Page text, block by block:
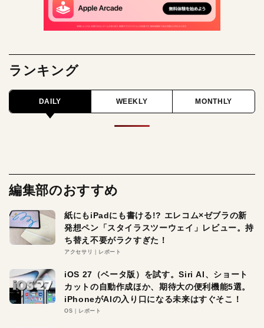
ランキング
DAILY WEEKLY MONTHLY
編集部のおすすめ
紙にもiPadにも書ける!? エレコム×ゼブラの新
発想ペン「スタイラスツーウェイ」レビュー。持
ち替え不要がラクすぎた！
アクセサリ レポート
iOS 27（ベータ版）を試す。Siri AI、ショート
カットの自動作成ほか、期待大の便利機能5選。
iPhoneがAIの入り口になる未来はすぐそこ！
OS レポート